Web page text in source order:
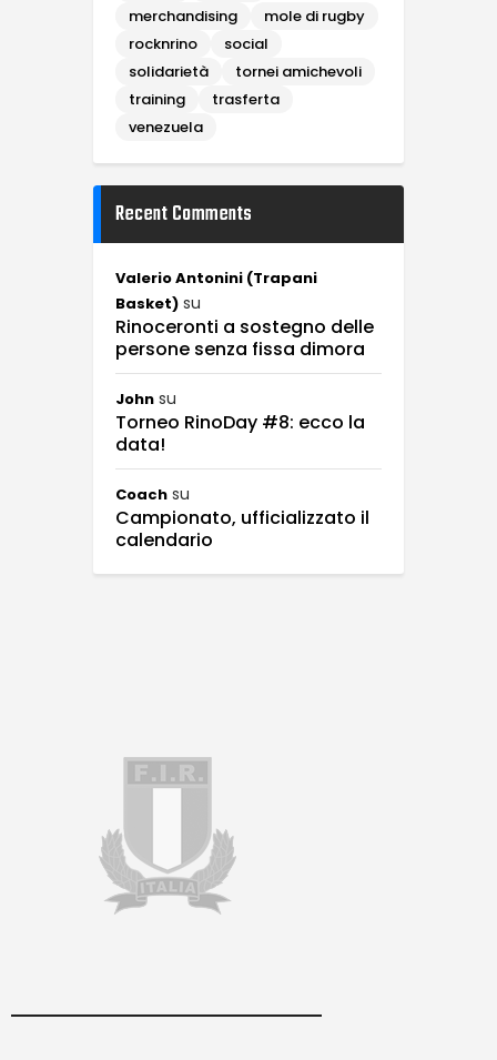
merchandising
mole di rugby
rocknrino
social
solidarietà
tornei amichevoli
training
trasferta
venezuela
Recent Comments
Valerio Antonini (Trapani
Basket) su
Rinoceronti a sostegno delle
persone senza fissa dimora
John su
Torneo RinoDay #8: ecco la
data!
Coach su
Campionato, ufficializzato il
calendario